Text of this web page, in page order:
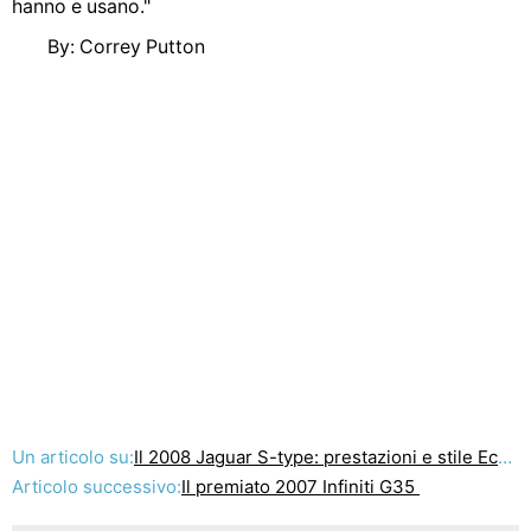
hanno e usano."
By: Correy Putton
Un articolo su:Il 2008 Jaguar S-type: prestazioni e stile Eccellenza
Articolo successivo:Il premiato 2007 Infiniti G35